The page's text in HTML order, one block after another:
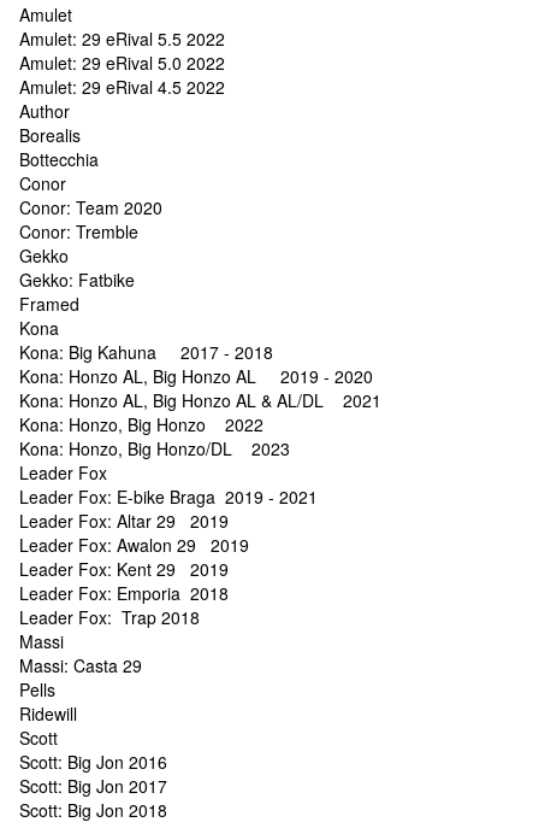
Amulet
Amulet: 29 eRival 5.5 2022
Amulet: 29 eRival 5.0 2022
Amulet: 29 eRival 4.5 2022
Author
Borealis
Bottecchia
Conor
Conor: Team 2020
Conor: Tremble
Gekko
Gekko: Fatbike
Framed
Kona
Kona: Big Kahuna 2017 - 2018
Kona: Honzo AL, Big Honzo AL 2019 - 2020
Kona: Honzo AL, Big Honzo AL & AL/DL 2021
Kona: Honzo, Big Honzo 2022
Kona: Honzo, Big Honzo/DL 2023
Leader Fox
Leader Fox: E-bike Braga 2019 - 2021
Leader Fox: Altar 29 2019
Leader Fox: Awalon 29 2019
Leader Fox: Kent 29 2019
Leader Fox: Emporia 2018
Leader Fox: Trap 2018
Massi
Massi: Casta 29
Pells
Ridewill
Scott
Scott: Big Jon 2016
Scott: Big Jon 2017
Scott: Big Jon 2018